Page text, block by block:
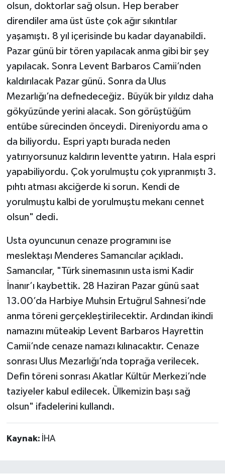
olsun, doktorlar sağ olsun. Hep beraber
direndiler ama üst üste çok ağır sıkıntılar
yaşamıştı. 8 yıl içerisinde bu kadar dayanabildi.
Pazar günü bir tören yapılacak anma gibi bir şey
yapılacak. Sonra Levent Barbaros Camii’nden
kaldırılacak Pazar günü. Sonra da Ulus
Mezarlığı’na defnedeceğiz. Büyük bir yıldız daha
gökyüzünde yerini alacak. Son görüştüğüm
entübe sürecinden önceydi. Direniyordu ama o
da biliyordu. Espri yaptı burada neden
yatırıyorsunuz kaldırın leventte yatırın. Hala espri
yapabiliyordu. Çok yorulmuştu çok yıpranmıştı 3.
pıhtı atması akciğerde ki sorun. Kendi de
yorulmuştu kalbi de yorulmuştu mekanı cennet
olsun" dedi.
Usta oyuncunun cenaze programını ise
meslektaşı Menderes Samancılar açıkladı.
Samancılar, "Türk sinemasının usta ismi Kadir
İnanır’ı kaybettik. 28 Haziran Pazar günü saat
13.00’da Harbiye Muhsin Ertuğrul Sahnesi’nde
anma töreni gerçekleştirilecektir. Ardından ikindi
namazını müteakip Levent Barbaros Hayrettin
Camii’nde cenaze namazı kılınacaktır. Cenaze
sonrası Ulus Mezarlığı’nda toprağa verilecek.
Defin töreni sonrası Akatlar Kültür Merkezi’nde
taziyeler kabul edilecek. Ülkemizin başı sağ
olsun" ifadelerini kullandı.
Kaynak: İHA